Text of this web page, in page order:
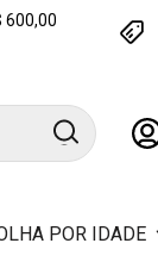
600,00
POR IDADE